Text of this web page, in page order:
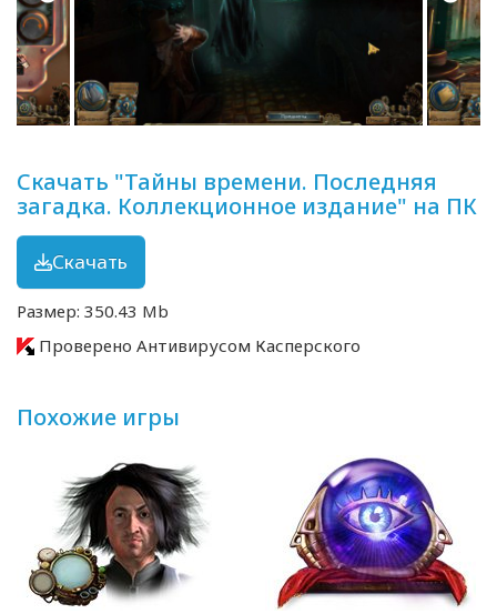
Скачать "Тайны времени. Последняя
загадка. Коллекционное издание" на ПК
Скачать
Размер: 350.43 Mb
Проверено Антивирусом Касперского
Похожие игры